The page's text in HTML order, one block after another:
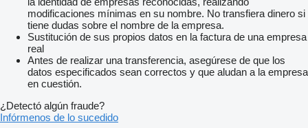
modificaciones mínimas en su nombre. No transfiera dinero si
tiene dudas sobre el nombre de la empresa.
Sustitución de sus propios datos en la factura de una empresa
real
Antes de realizar una transferencia, asegúrese de que los
datos especificados sean correctos y que aludan a la empresa
en cuestión.
¿Detectó algún fraude?
Infórmenos de lo sucedido